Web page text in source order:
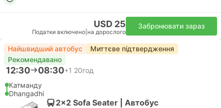
USD 25
Податки включено на дорослого
Забронювати зараз
Найшвидший автобус
Миттєве підтвердження
Рекомендавано
12:30 08:30+1 20год
Катманду
Dhangadhi
2x2 Sofa Seater | Автобус